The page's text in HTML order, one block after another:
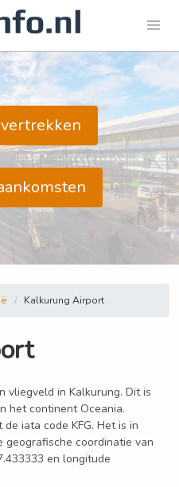
Kalkurung Airport
vliegveld in Kalkurung. Dit is
het continent Oceania.
iata code KFG. Het is in
geografische coordinatie van
en longitude